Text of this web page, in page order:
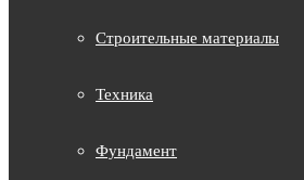
Строительные материалы
Техника
Фундамент